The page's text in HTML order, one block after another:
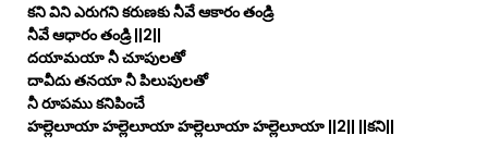
కని విని ఎరుగని కరుణకు నీవే ఆకారం తండ్రి
నీవే ఆధారం తండ్రి ||2||
దయామయా నీ చూపులతో
దావీదు తనయా నీ పిలుపులతో
నీ రూపము కనిపించే
హల్లెలూయా హల్లెలూయా హల్లెలూయా హల్లెలూయా ||2|| ||కని||